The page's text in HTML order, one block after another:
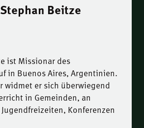
Stephan Beitze
ist Missionar des
in Buenos Aires, Argentinien.
widmet er sich überwiegend
in Gemeinden, an
Konferenzen